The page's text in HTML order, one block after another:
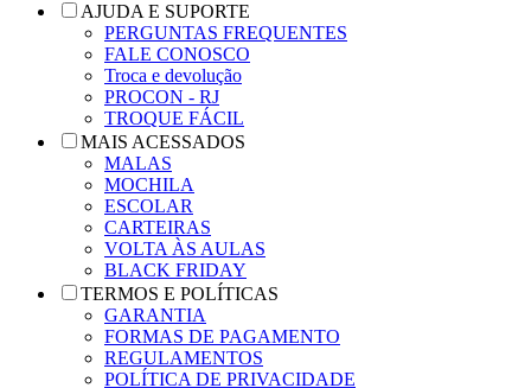
AJUDA E SUPORTE
PERGUNTAS FREQUENTES
FALE CONOSCO
Troca e devolução
PROCON - RJ
TROQUE FÁCIL
MAIS ACESSADOS
MALAS
MOCHILA
ESCOLAR
CARTEIRAS
VOLTA ÀS AULAS
BLACK FRIDAY
TERMOS E POLÍTICAS
GARANTIA
FORMAS DE PAGAMENTO
REGULAMENTOS
POLÍTICA DE PRIVACIDADE